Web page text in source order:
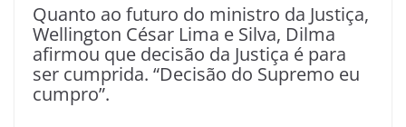
Quanto ao futuro do ministro da Justiça,
Wellington César Lima e Silva, Dilma
afirmou que decisão da Justiça é para
ser cumprida. “Decisão do Supremo eu
cumpro”.